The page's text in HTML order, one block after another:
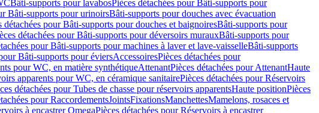
Bâti-supports pour lavabosPièces détachées pour Bâti-supports pour
Bâti-supports pour urinoirsBâti-supports pour douches avec évacuation
détachées pour Bâti-supports pour douches et baignoiresBâti-supports pour
détachées pour Bâti-supports pour déversoirs murauxBâti-supports pour
pour Bâti-supports pour machines à laver et lave-vaisselleBâti-supports
Bâti-supports pour éviersAccessoiresPièces détachées pour
pour WC, en matière synthétiqueAttenantPièces détachées pour AttenantHaute
apparents pour WC, en céramique sanitairePièces détachées pour Réservoirs
détachées pour Tubes de chasse pour réservoirs apparentsHaute positionPièces
pour RaccordementsJointsFixationsManchettesMamelons, rosaces et
à encastrer OmegaPièces détachées pour Réservoirs à encastrer